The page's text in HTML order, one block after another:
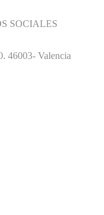
SOCIALES
46003- Valencia